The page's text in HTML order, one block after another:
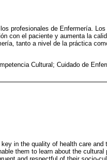
profesionales de Enfermería.
con el paciente y aumenta la
tanto a nivel de la práctica
Cultural; Cuidado de
in the quality of health care and
them to learn about the cultural